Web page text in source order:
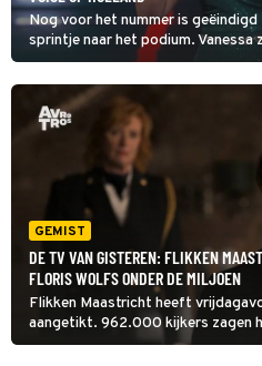
Nog voor het nummer is
sprintje naar het podium. Vanessa
versie van Bohemian Rhapsody en
droom die uitkomt en in het
GEMIST
DE TV VAN GISTEREN: FLIKKEN
FLORIS WOLFS ONDER DE MILJOEN
Flikken Maastricht heeft
aangetikt. 962.000 kijkers zagen
van personage Floris Wolfs.